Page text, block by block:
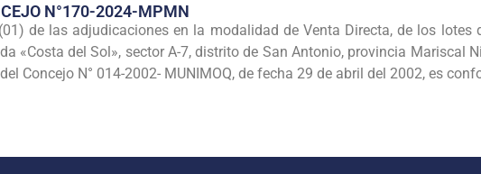
N°170-2024-MPMN
de las adjudicaciones en la modalidad de Venta Directa, de los lotes
«Costa del Sol», sector A-7, distrito de San Antonio, provincia Mariscal
Concejo N° 014-2002- MUNIMOQ, de fecha 29 de abril del 2002, es